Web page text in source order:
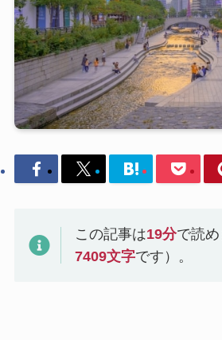
この記事は19分で読
7409文字です）。